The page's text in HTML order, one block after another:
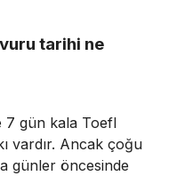
tarihi ne
7 gün kala Toefl
vardır. Ancak çoğu
günler öncesinde